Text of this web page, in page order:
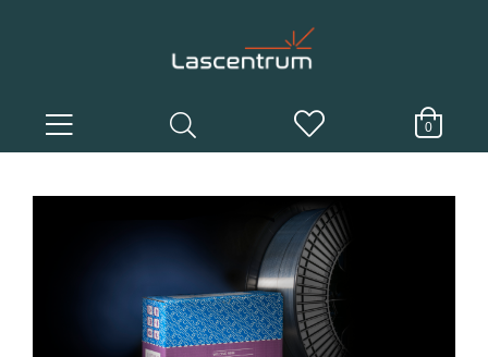
0